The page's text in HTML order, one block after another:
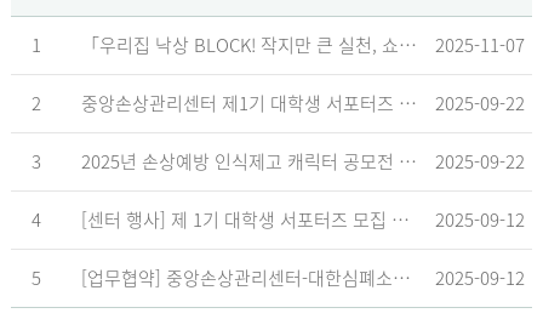
1 「우리집 낙상 BLOCK! 작지만 큰 실천, 쇼츠 챌린지」 수상작 발표 2025-11-07
2 중앙손상관리센터 제1기 대학생 서포터즈 합격자 발표 2025-09-22
3 2025년 손상예방 인식제고 캐릭터 공모전 결과발표 지연 안내 2025-09-22
4 [센터 행사] 제 1기 대학생 서포터즈 모집 공고 2025-09-12
5 [업무협약] 중앙손상관리센터-대한심폐소생협회, 학교현장 CPR 교육 확대 위한 업무협약 체결 2025-09-12